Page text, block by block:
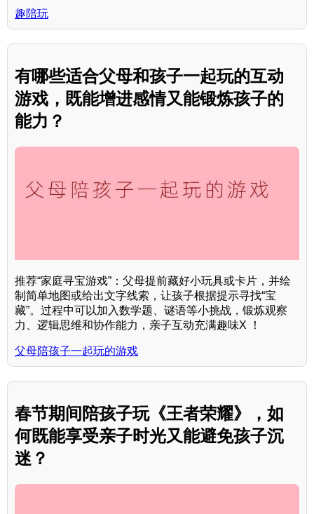
趣陪玩
有哪些适合父母和孩子一起玩的互动
游戏，既能增进感情又能锻炼孩子的
能力？
推荐“家庭寻宝游戏”：父母提前藏好小玩具或卡片，并绘
制简单地图或给出文字线索，让孩子根据提示寻找“宝
藏”。过程中可以加入数学题、谜语等小挑战，锻炼观察
力、逻辑思维和协作能力，亲子互动充满趣味X ！
父母陪孩子一起玩的游戏
春节期间陪孩子玩《王者荣耀》，如
何既能享受亲子时光又能避免孩子沉
迷？